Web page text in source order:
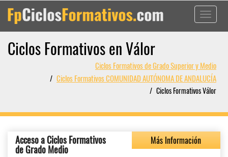
Toggle
Ciclos Formativos en Válor
Ciclos Formativos de Grado Superior y Medio
Ciclos Formativos COMUNIDAD AUTÓNOMA DE ANDALUCÍA
Ciclos Formativos Válor
Acceso a Ciclos Formativos
de Grado Medio
Más Información